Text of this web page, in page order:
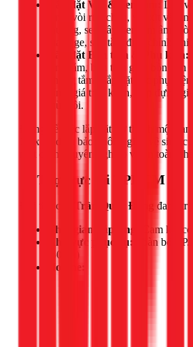
Lắp đặt Vòi & Sen tắm:
Lắp
lạnh, vòi rửa chén, vòi xịt vệ
thường, sen cây, sen tắm âm
massage, sen tắm điều chỉnh
Lắp đặt Bồn tắm & Phụ kiện:
tắm nằm, bồn tắm góc, bồn tắm
phòng tắm. Lắp đặt các phụ
kính, giá treo khăn, hộp đựng
mùi hôi.
Đừng để việc lắp đặt trở thành một
1Fix để đảm bảo không gian vệ sinh
một cách chuyên nghiệp và an toàn nhất.
📍 Thợ trực tại TPHCM
Đội thợ của Trần Quốc Đông
đang
Thời gian đáp ứng:
Cam kết
Khu vực phục vụ:
Toàn bộ
(50km)
Hotline: